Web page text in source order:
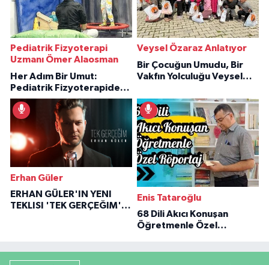
Pediatrik Fizyoterapi
Uzmanı Ömer Alaosman
Her Adım Bir Umut:
Pediatrik Fizyoterapiden
İlham Veren Hikâyeler
Veysel Özaraz Anlatıyor
Bir Çocuğun Umudu, Bir
Vakfın Yolculuğu Veysel
Erhan Güler
ERHAN GÜLER'IN YENI
TEKLISI 'TEK GERÇEĞIM'LE
Enis Tataroğlu
68 Dili Akıcı Konuşan
Öğretmenle Özel